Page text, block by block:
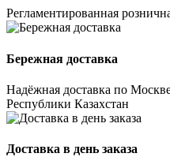
Регламентированная
Бережная доставка
Надёжная доставка по
Республики Казахстан
Доставка в день заказа